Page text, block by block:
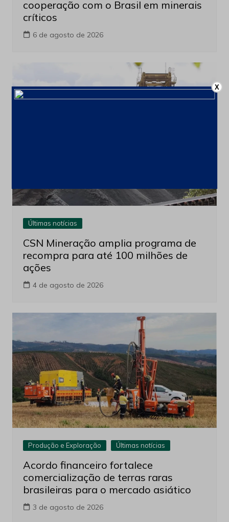
cooperação com o Brasil em minerais
críticos
6 de agosto de 2026
Últimas notícias
CSN Mineração amplia programa de
recompra para até 100 milhões de
ações
4 de agosto de 2026
Produção e Exploração Últimas notícias
Acordo financeiro fortalece
comercialização de terras raras
brasileiras para o mercado asiático
3 de agosto de 2026
X